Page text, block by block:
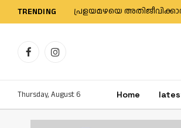
TRENDING പ്രളയമഴയെ
FacebookInstagram
Thursday, August 6 Home